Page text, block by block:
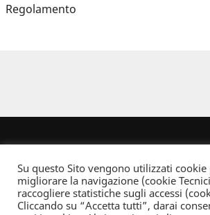
Regolamento
Dove non indicato altrimenti
Su questo Sito vengono utilizzati
migliorare la navigazione (cookie
raccogliere statistiche sugli accessi
Cliccando su “Accetta tutti”, darai